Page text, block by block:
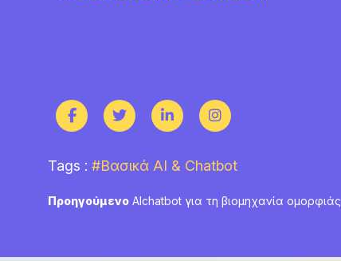
Tags : #Βασικά AI & Chatbot
Πλοήγηση
Προηγούμενο Previous
AIchatbot για τη βιομηχανία ομορφιάς